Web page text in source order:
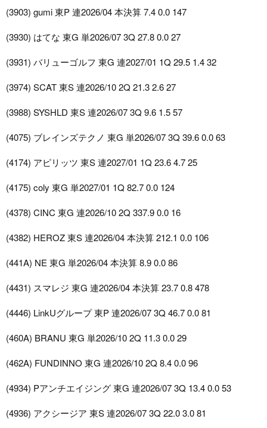
(3903) gumi 東P 連2026/04 本決算 7.4 0.0 147
(3930) はてな 東G 単2026/07 3Q 27.8 0.0 27
(3931) バリューゴルフ 東G 連2027/01 1Q 29.5 1.4 32
(3974) SCAT 東S 連2026/10 2Q 21.3 2.6 27
(3988) SYSHLD 東S 連2026/07 3Q 9.6 1.5 57
(4075) ブレインズテクノ 東G 単2026/07 3Q 39.6 0.0 63
(4174) アピリッツ 東S 連2027/01 1Q 23.6 4.7 25
(4175) coly 東G 単2027/01 1Q 82.7 0.0 124
(4378) CINC 東G 連2026/10 2Q 337.9 0.0 16
(4382) HEROZ 東S 連2026/04 本決算 212.1 0.0 106
(441A) NE 東G 単2026/04 本決算 8.9 0.0 86
(4431) スマレジ 東G 連2026/04 本決算 23.7 0.8 478
(4446) LinkUグループ 東P 連2026/07 3Q 46.7 0.0 81
(460A) BRANU 東G 単2026/10 2Q 11.3 0.0 29
(462A) FUNDINNO 東G 連2026/10 2Q 8.4 0.0 96
(4934) Pアンチエイジング 東G 連2026/07 3Q 13.4 0.0 53
(4936) アクシージア 東S 連2026/07 3Q 22.0 3.0 81